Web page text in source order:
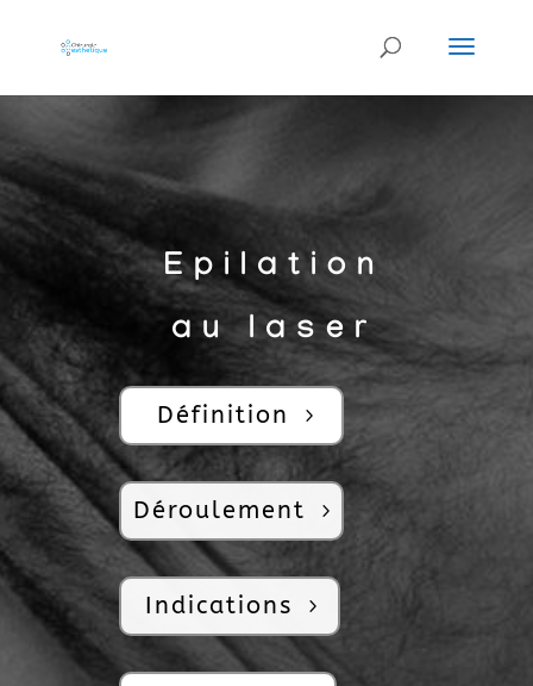
Epilation
au laser
Définition
Déroulement
Indications